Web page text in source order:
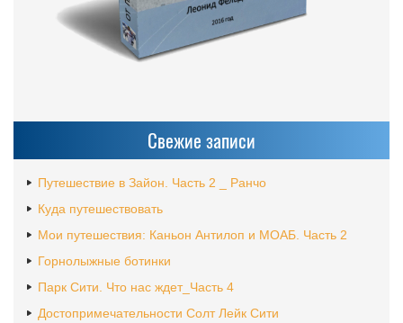
Свежие записи
Путешествие в Зайон. Часть 2 _ Ранчо
Куда путешествовать
Мои путешествия: Каньон Антилоп и МОАБ. Часть 2
Горнолыжные ботинки
Парк Сити. Что нас ждет_Часть 4
Достопримечательности Солт Лейк Сити